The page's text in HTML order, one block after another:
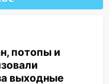
старение
привычки
позвоночник
и
гороскоп
потопы и
выходные